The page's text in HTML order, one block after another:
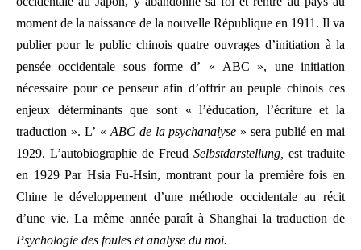
moment de la naissance de la nouvelle République en 1911. Il va
publier pour le public chinois quatre ouvrages d’initiation à la
pensée occidentale sous forme d’ « ABC », une initiation
nécessaire pour ce penseur afin d’offrir au peuple chinois ces
enjeux déterminants que sont « l’éducation, l’écriture et la
traduction ». L’ « ABC de la psychanalyse » sera publié en mai
1929. L’autobiographie de Freud Selbstdarstellung, est traduite
en 1929 Par Hsia Fu-Hsin, montrant pour la première fois en
Chine le développement d’une méthode occidentale au récit
d’une vie. La même année paraît à Shanghai la traduction de
Psychologie des foules et analyse du moi.